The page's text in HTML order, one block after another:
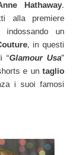
Hathaway.
alla premiere
indossando un
, in questi
“Glamour Usa”
e un taglio
i suoi famosi